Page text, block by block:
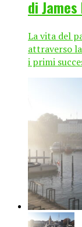
di
La vita del
attraverso
i primi